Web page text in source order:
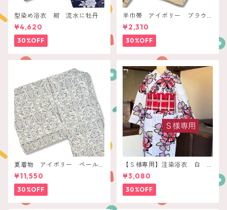
型染め浴衣 紺 流水に牡丹
¥4,620
30%OFF
半巾帯 アイボリー ブラウ
ンチェック
¥2,310
30%OFF
夏着物 アイボリー ペール
ボタニカル
¥11,550
30%OFF
【Ｓ様専用】注染浴衣 白
赤いレトロフラワー
¥3,080
30%OFF